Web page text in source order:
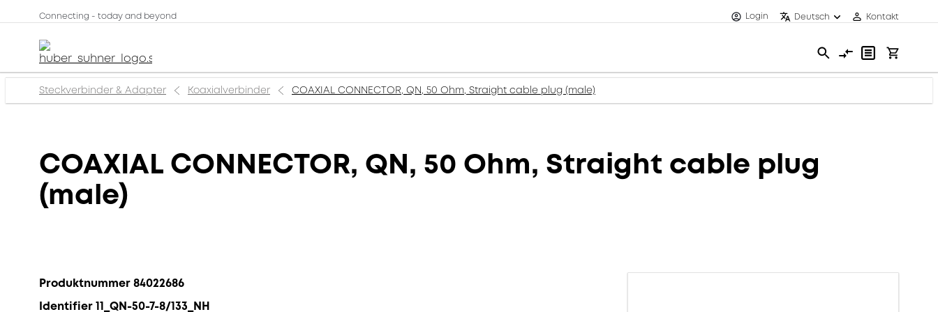
Connecting - today and beyond Login Deutsch Kontakt
Steckverbinder & Adapter Koaxialverbinder COAXIAL CONNECTOR, QN, 50 Ohm, Straight cable plug (male)
COAXIAL CONNECTOR, QN, 50 Ohm, Straight cable plug
(male)
Produktnummer 84022686
Identifier 11_QN-50-7-8/133_NH